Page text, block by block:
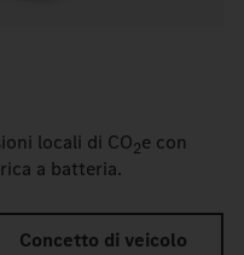
locali di CO2e con
a batteria.
Concetto di veicolo